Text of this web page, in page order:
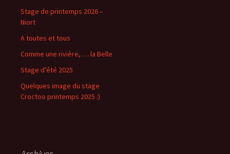
Stage de printemps 2026 –
Niort
A toutes et tous
Comme une rivière, … la Belle
Stage d’été 2025
Quelques image du stage
Croctoo printemps 2025 :)